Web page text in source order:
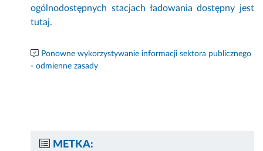
ogólnodostępnych stacjach ładowania dostępny jest
tutaj.
Ponowne wykorzystywanie informacji sektora publicznego
- odmienne zasady
METKA: